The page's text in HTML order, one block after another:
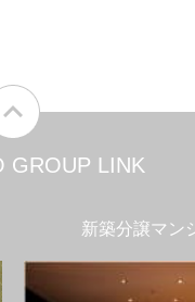
GROUP LINK
新築分譲マン